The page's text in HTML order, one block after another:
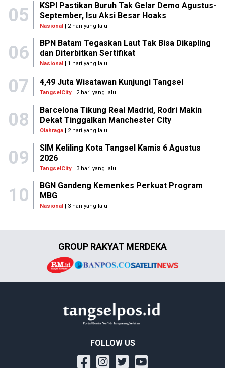
05
KSPI Pastikan Buruh Tak Gelar Demo Agustus-
September, Isu Aksi Besar Hoaks
Nasional| 2 hari yang lalu
06
BPN Batam Tegaskan Laut Tak Bisa Dikapling
dan Diterbitkan Sertifikat
Nasional| 1 hari yang lalu
07 4,49 Juta Wisatawan Kunjungi Tangsel
TangselCity | 2 hari yang lalu
08
Barcelona Tikung Real Madrid, Rodri Makin
Dekat Tinggalkan Manchester City
Olahraga| 2 hari yang lalu
09
SIM Keliling Kota Tangsel Kamis 6 Agustus
2026
TangselCity| 3 hari yang lalu
10
BGN Gandeng Kemenkes Perkuat Program
MBG
Nasional| 3 hari yang lalu
GROUP RAKYAT MERDEKA
FOLLOW US